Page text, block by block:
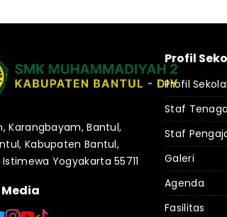
Karangbayam, Bantul,
Kabupaten Bantul,
Yogyakarta 55711
Profil
Profil
Staf
Staf
Galeri
Agenda
Fasilitas